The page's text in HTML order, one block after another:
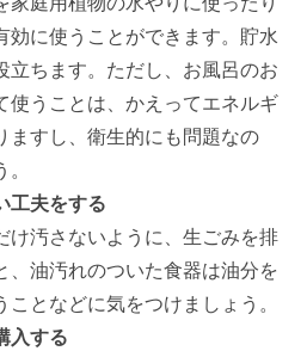
効に使うことができます。貯水
立ちます。ただし、お風呂のお
使うことは、かえってエネルギ
ますし、衛生的にも問題なの
工夫をする
け汚さないように、生ごみを排
、油汚れのついた食器は油分を
となどに気をつけましょう。
入する